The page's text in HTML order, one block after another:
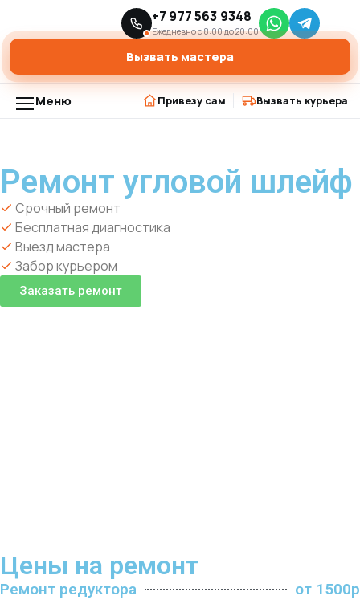
Ремонт строительной техники › Ремонт угловой шлейф
+7 977 563 9348
Ежедневно с 8:00 до 20:00
Вызвать мастера
Меню Привезу сам Вызвать курьера
Ремонт угловой шлейф
Срочный ремонт
Бесплатная диагностика
Выезд мастера
Забор курьером
Заказать ремонт
Цены на ремонт
Ремонт редуктора от 1500р